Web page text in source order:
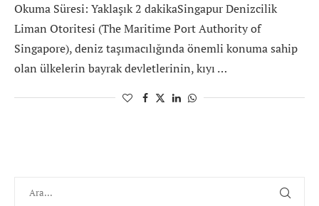
Okuma Süresi: Yaklaşık 2 dakikaSingapur Denizcilik
Liman Otoritesi (The Maritime Port Authority of
Singapore), deniz taşımacılığında önemli konuma sahip
olan ülkelerin bayrak devletlerinin, kıyı …